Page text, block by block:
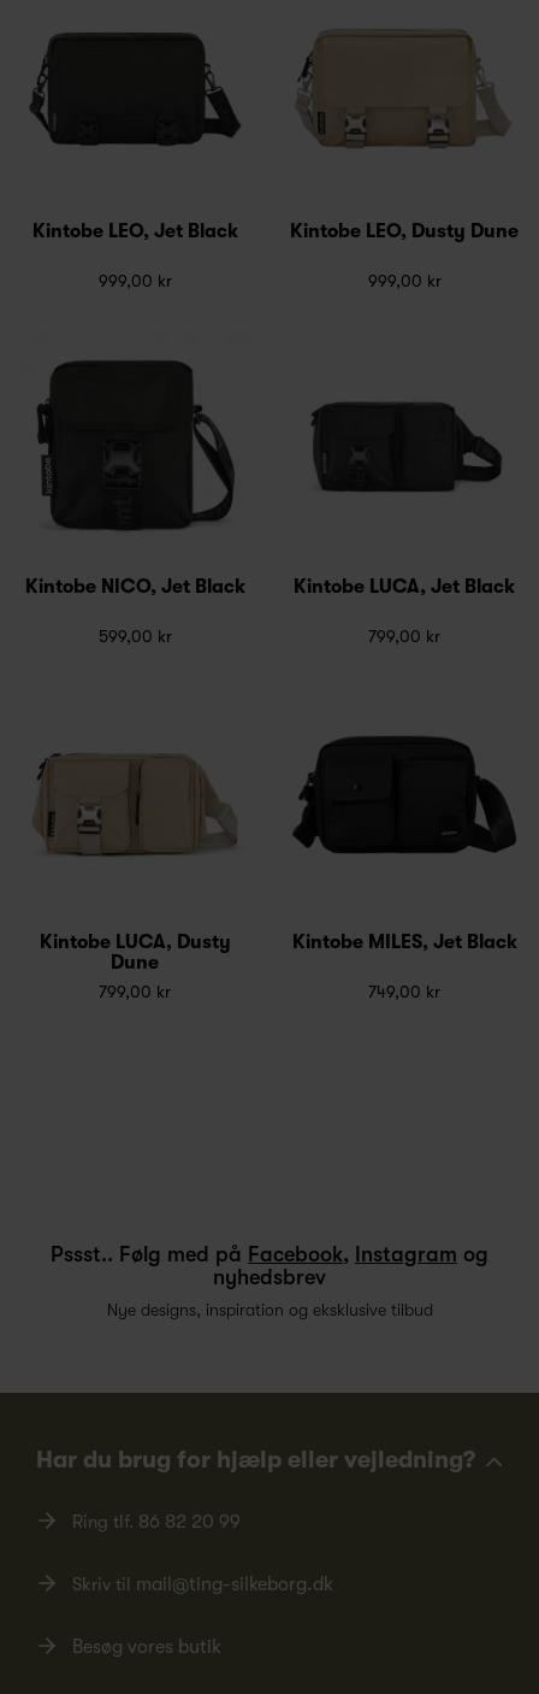
Kintobe LEO, Jet Black
999,00 kr
Kintobe LEO, Dusty Dune
999,00 kr
Kintobe NICO, Jet Black
599,00 kr
Kintobe LUCA, Jet Black
799,00 kr
Kintobe LUCA, Dusty
Dune
799,00 kr
Kintobe MILES, Jet Black
749,00 kr
Pssst.. Følg med på Facebook, Instagram og
nyhedsbrev
Nye designs, inspiration og eksklusive tilbud
Har du brug for hjælp eller vejledning?
Ring tlf. 86 82 20 99
Skriv til mail@ting-silkeborg.dk
Besøg vores butik